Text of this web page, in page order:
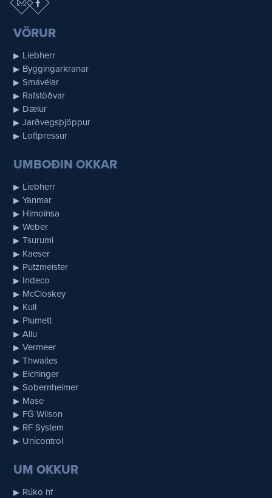
VÖRUR
Liebherr
Byggingarkranar
Smávélar
Rafstöðvar
Dælur
Jarðvegsþjöppur
Loftpressur
UMBOÐIN OKKAR
Liebherr
Yanmar
Himoinsa
Weber
Tsurumi
Kaeser
Putzmeister
Indeco
McCloskey
Kuli
Plumett
Allu
Vermeer
Thwaites
Eichinger
Sobernheimer
Mase
FG Wilson
RF System
Unicontrol
UM OKKUR
Rúko hf